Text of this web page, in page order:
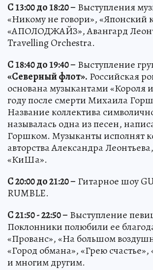
С 13:00 до 18:20 – Выступления
«Никому не говори», «Японский
«АПОЛОДЖАЙЗ», Авангард
Travelling Orchestra.
С 18:40 до 19:40 – Выступление
«Северный флот». Российская
основана музыкантами «Короля
году после смерти Михаила
Название коллектива
называлась одна из песен,
Горшком. Музыканты исполнят
авторства Александра
«КиШа».
С 20:00 до 21:20 – Гитарное шоу
RUMBLE.
С 21:50 - 22:50 – Выступление
Поклонники полюбили ее
«Прованс», «На большом
«Город обмана», «Грею счастье»,
и многим другим.